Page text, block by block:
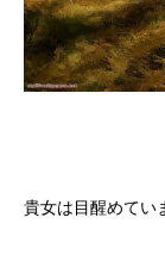
貴女は目醒めてい